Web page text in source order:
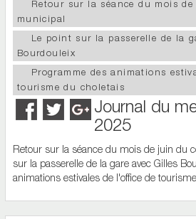
Retour sur la séance du mois
municipal
Le point sur la passerelle de la
Bourdouleix
Programme des animations
tourisme du choletais
Journal du
2025
Retour sur la séance du mois de juin du
sur la passerelle de la gare avec Gilles
animations estivales de l'office de